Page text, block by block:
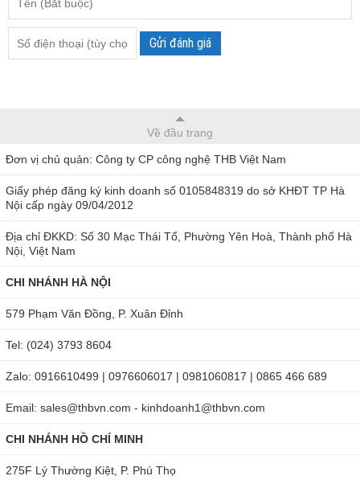
Gửi đánh giá
Về đầu trang
Đơn vị chủ quản: Công ty CP công nghệ THB Việt Nam
Giấy phép đăng ký kinh doanh số 0105848319 do sở KHĐT TP Hà
Nội cấp ngày 09/04/2012
Địa chỉ ĐKKD: Số 30 Mạc Thái Tổ, Phường Yên Hoà, Thành phố Hà
Nội, Việt Nam
CHI NHÁNH HÀ NỘI
579 Phạm Văn Đồng, P. Xuân Đỉnh
Tel: (024) 3793 8604
Zalo: 0916610499 | 0976606017 | 0981060817 | 0865 466 689
Email: sales@thbvn.com - kinhdoanh1@thbvn.com
CHI NHÁNH HỒ CHÍ MINH
275F Lý Thường Kiệt, P. Phú Thọ